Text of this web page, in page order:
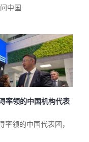
中国
率领的中国机构代表
领的中国代表团，